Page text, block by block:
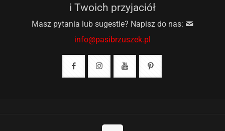
i Twoich przyjaciół
Masz pytania lub sugestie? Napisz do nas:
info@pasibrzuszek.pl